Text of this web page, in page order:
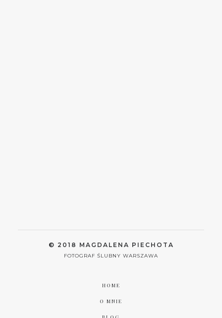
© 2018 MAGDALENA PIECHOTA
FOTOGRAF ŚLUBNY WARSZAWA
HOME
O MNIE